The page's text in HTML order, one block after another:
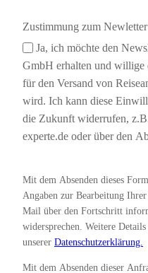
Zustimmung zum Newletter
Ja, ich möchte den
GmbH erhalten und willige
für den Versand von
wird. Ich kann diese
die Zukunft widerrufen,
experte.de oder über den
Mit dem Absenden dieses
Angaben zur Bearbeitung
Mail über den Fortschritt
widersprechen. Weitere
unserer Datenschutzerklärung.
Mit dem Absenden dieser